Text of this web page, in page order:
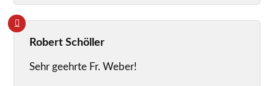
Robert Schöller
Sehr geehrte Fr. Weber!